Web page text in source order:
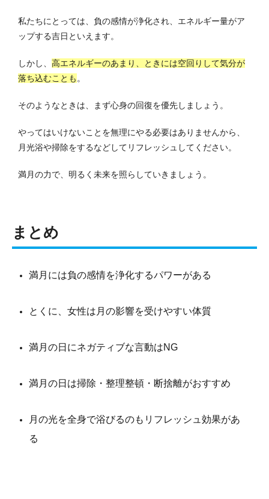
私たちにとっては、負の感情が浄化され、エネルギー量がア
ップする吉日といえます。
しかし、 高エネルギーのあまり、ときには空回りして気分が
落ち込むことも。
そのようなときは、まず心身の回復を優先しましょう。
やってはいけないことを無理にやる必要はありませんから、
月光浴や掃除をするなどしてリフレッシュしてください。
満月の力で、明るく未来を照らしていきましょう。
まとめ
満月には負の感情を浄化するパワーがある
とくに、女性は月の影響を受けやすい体質
満月の日にネガティブな言動はNG
満月の日は掃除・整理整頓・断捨離がおすすめ
月の光を全身で浴びるのもリフレッシュ効果があ
る